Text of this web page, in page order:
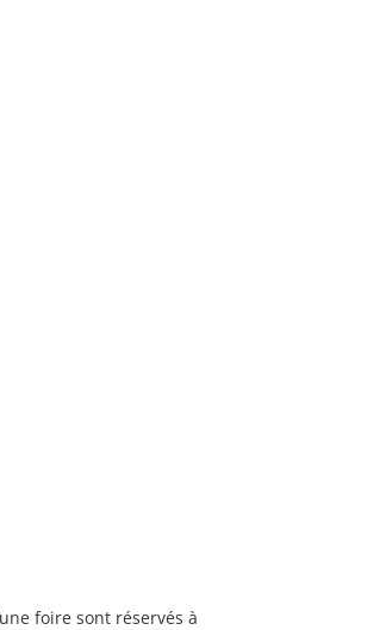
foire sont réservés à